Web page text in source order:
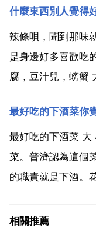
味還是非常受歡迎
肉，吃起來也有一
有的合在一起簡直
什麼東西別人覺得
辣條唄，聞到那味
是身邊好多喜歡吃
腐，豆汁兒，螃蟹
苦瓜，寧願吃草，
臟 烤冷麵 同學迷
長隊...
最好吃的下酒菜 大
菜。普濟認為這個
的職責就是下酒。
論怎麼的變換花樣
相關推薦